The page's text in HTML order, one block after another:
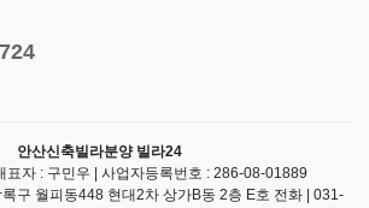
안산신축빌라분양 빌라24
표자 : 구민우 | 사업자등록번호 : 286-08-01889
구 월피동448 현대2차 상가B동 2층 E호 전화 | 031-